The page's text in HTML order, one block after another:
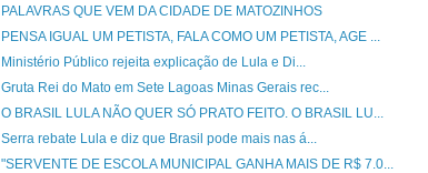
PALAVRAS QUE VEM DA CIDADE DE MATOZINHOS
PENSA IGUAL UM PETISTA, FALA COMO UM PETISTA, AGE ...
Ministério Público rejeita explicação de Lula e Di...
Gruta Rei do Mato em Sete Lagoas Minas Gerais rec...
O BRASIL LULA NÃO QUER SÓ PRATO FEITO. O BRASIL LU...
Serra rebate Lula e diz que Brasil pode mais nas á...
"SERVENTE DE ESCOLA MUNICIPAL GANHA MAIS DE R$ 7.0...